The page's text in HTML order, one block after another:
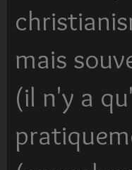
mais
(il n'y a